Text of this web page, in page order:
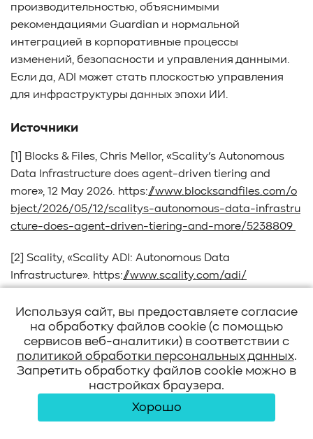
производительностью, объяснимыми
рекомендациями Guardian и нормальной
интеграцией в корпоративные процессы
изменений, безопасности и управления данными.
Если да, ADI может стать плоскостью управления
для инфраструктуры данных эпохи ИИ.
Источники
[1] Blocks & Files, Chris Mellor, «Scality’s Autonomous
Data Infrastructure does agent-driven tiering and
more», 12 May 2026. https://www.blocksandfiles.com/o
bject/2026/05/12/scalitys-autonomous-data-infrastru
cture-does-agent-driven-tiering-and-more/5238809
[2] Scality, «Scality ADI: Autonomous Data
Infrastructure». https://www.scality.com/adi/
[3] Scality, «Scality ADI: Autonomous Data
Infrastructure for Enterprise AI». https://www.scality.co
m/press-releases/scality-adi-launch/
Используя сайт, вы предоставляете согласие
на обработку файлов cookie (с помощью
сервисов веб-аналитики) в соответствии с
политикой обработки персональных данных.
Запретить обработку файлов cookie можно в
настройках браузера.
Хорошо